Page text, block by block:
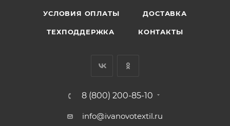
УСЛОВИЯ ОПЛАТЫ ДОСТАВКА
ТЕХПОДДЕРЖКА КОНТАКТЫ
8 (800) 200-85-10
info@ivanovotextil.ru